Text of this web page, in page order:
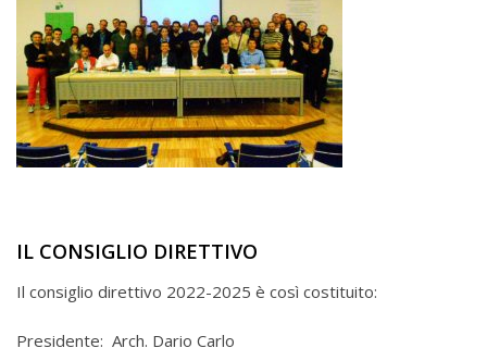
IL CONSIGLIO DIRETTIVO
Il consiglio direttivo 2022-2025 è così costituito:
Presidente: Arch. Dario Carlo